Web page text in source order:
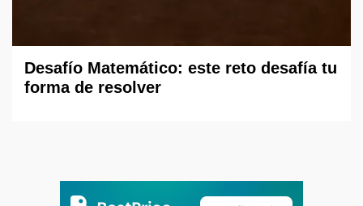
Desafío Matemático: este reto desafía tu
forma de resolver